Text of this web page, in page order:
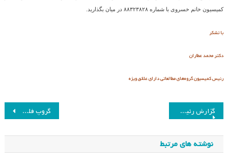
کمیسیون خانم خسروی با شماره ۸۸۳۲۳۸۲۸ در میان بگذارید.
با تشکر
دکتر محمد عطاران
رئیس کمیسیون گروه‌های مطالعاتی دارای علائق ویژه
راهبری
نوشته
گروپ فلسفه برای کودکان گزارش رئیس انجمن از جلسه مجمع عمومی و مجمع فوق‌العاده شوراء انجمن‌های علمی
نوشته های مرتبط